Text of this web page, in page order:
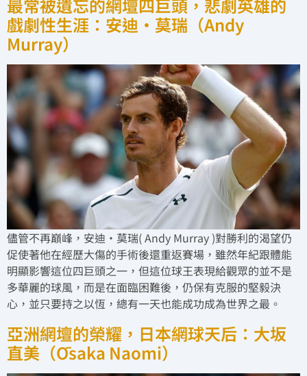
最常被遺忘的網壇四巨頭，悲劇英雄的
戲劇性生涯：安迪·莫瑞（Andy
Murray）
儘管不再巔峰，安迪·莫瑞( Andy Murray )對勝利的渴望仍
促使著他在經歷大傷的手術後還重返賽場，雖然年紀跟體能
明顯影響這位四巨頭之一，但這位球王表現給觀眾的並不是
多華麗的球風，而是在面臨困難後，仍保有克服的堅毅決
心，並只要持之以恆，總有一天也能成功成為世界之最。
亞洲網壇的榮耀，日本網球天后：大坂
直美（Ōsaka Naomi）